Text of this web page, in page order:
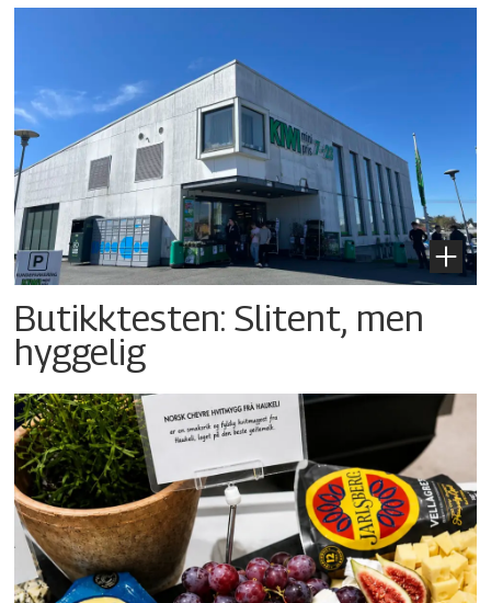
Butikktesten: Slitent, men
hyggelig